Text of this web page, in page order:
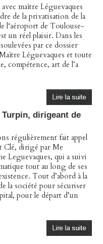
maître Léguevaques
de la privatisation de la
l‘aéroport de Toulouse-
un réel plaisir. Dans les
par ce dossier
Léguevaques et toute
compétence, art de l’a
dirigeant de
régulièrement fait appel
Clé, dirigé par Me
Leguevaques, qui a suivi
tout au long de ses
Tout d’abord à la
la société pour sécuriser
pour le départ d’un